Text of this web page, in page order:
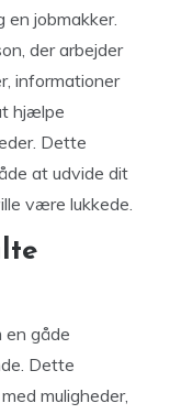
jobmakker.
der arbejder
informationer
hjælpe
Dette
at udvide dit
være lukkede.
en gåde
Dette
muligheder,